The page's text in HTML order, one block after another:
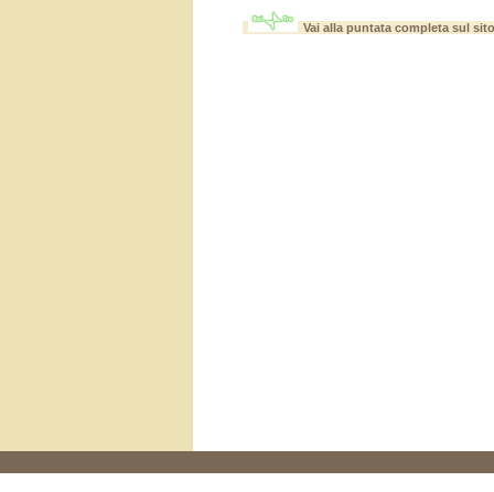
Vai alla puntata completa sul